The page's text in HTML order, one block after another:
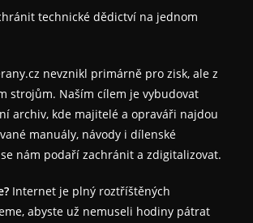
technické dědictví na jednom
nevznikl primárně pro zisk, ale z
strojům. Naším cílem je vybudovat
archiv, kde majitelé a opraváři najdou
manuály, návody i dílenské
nám podaří zachránit a zdigitalizovat.
Internet je plný roztříštěných
abyste už nemuseli hodiny pátrat